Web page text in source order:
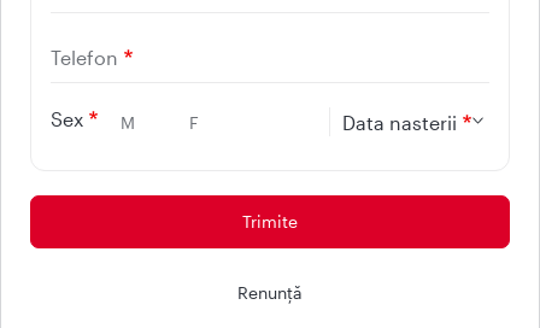
Telefon
Sex M F Data nasterii
Renunţă
Protectia consumatorilor - ANPC
© 2026 - Reteaua Privata de Sanatate REGINA MARIA.